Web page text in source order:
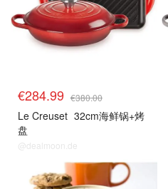
€284.99 €380.00
Le Creuset 32cm海鲜锅+烤
盘
@dealmoon.de